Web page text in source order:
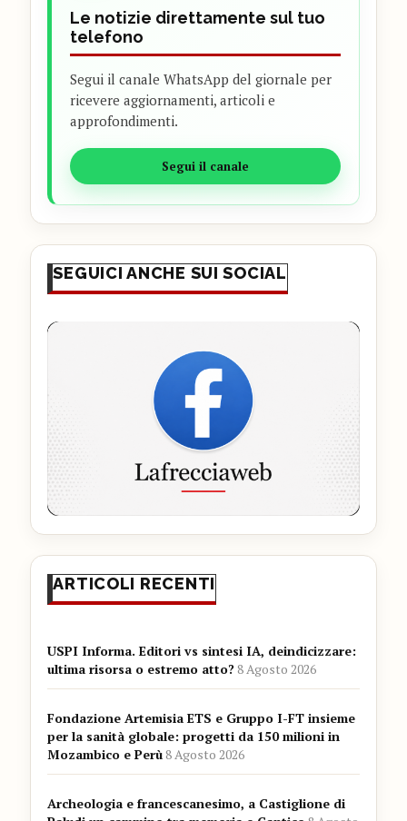
Le notizie direttamente sul tuo
telefono
Segui il canale WhatsApp del giornale per
ricevere aggiornamenti, articoli e
approfondimenti.
Segui il canale
SEGUICI ANCHE SUI SOCIAL
ARTICOLI RECENTI
USPI Informa. Editori vs sintesi IA, deindicizzare:
ultima risorsa o estremo atto?8 Agosto 2026
Fondazione Artemisia ETS e Gruppo I-FT insieme
per la sanità globale: progetti da 150 milioni in
Mozambico e Perù8 Agosto 2026
Archeologia e francescanesimo, a Castiglione di